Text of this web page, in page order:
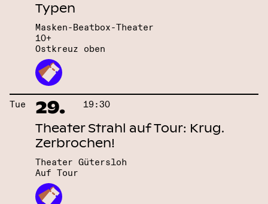
Typen
Masken-Beatbox-Theater
10+
Ostkreuz oben
Tue 29. 19:30
Theater Strahl auf Tour: Krug.
Zerbrochen!
Theater Gütersloh
Auf Tour